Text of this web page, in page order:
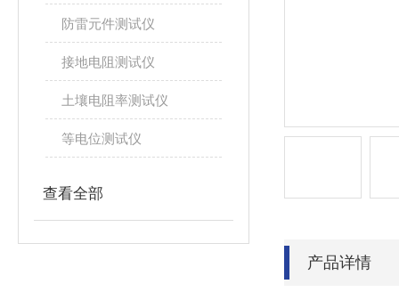
防雷元件测试仪
接地电阻测试仪
土壤电阻率测试仪
等电位测试仪
查看全部
产品详情